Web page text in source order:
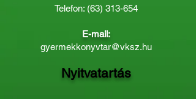
Telefon: (63) 313-654
E-mail:
gyermekkonyvtar@vksz.hu
Nyitvatartás